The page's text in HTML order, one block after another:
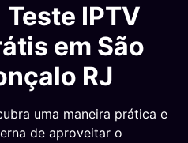
Teste IPTV
em São
RJ
uma maneira prática e
de aproveitar o